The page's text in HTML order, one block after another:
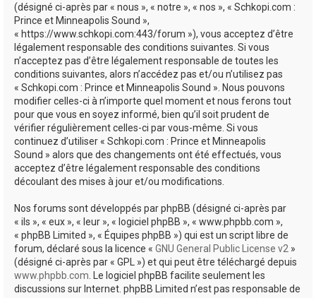
(désigné ci-après par « nous », « notre », « nos », « Schkopi.com :
Prince et Minneapolis Sound »,
« https://www.schkopi.com:443/forum »), vous acceptez d’être
légalement responsable des conditions suivantes. Si vous
n’acceptez pas d’être légalement responsable de toutes les
conditions suivantes, alors n’accédez pas et/ou n’utilisez pas
« Schkopi.com : Prince et Minneapolis Sound ». Nous pouvons
modifier celles-ci à n’importe quel moment et nous ferons tout
pour que vous en soyez informé, bien qu’il soit prudent de
vérifier régulièrement celles-ci par vous-même. Si vous
continuez d’utiliser « Schkopi.com : Prince et Minneapolis
Sound » alors que des changements ont été effectués, vous
acceptez d’être légalement responsable des conditions
découlant des mises à jour et/ou modifications.
Nos forums sont développés par phpBB (désigné ci-après par
« ils », « eux », « leur », « logiciel phpBB », « www.phpbb.com »,
« phpBB Limited », « Équipes phpBB ») qui est un script libre de
forum, déclaré sous la licence « GNU General Public License v2 »
(désigné ci-après par « GPL ») et qui peut être téléchargé depuis
www.phpbb.com . Le logiciel phpBB facilite seulement les
discussions sur Internet. phpBB Limited n’est pas responsable de